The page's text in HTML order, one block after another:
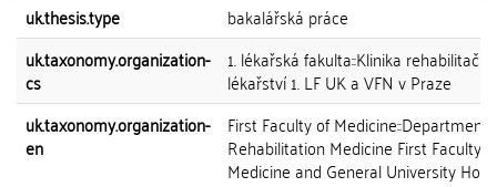
uk.thesis.type
bakalářská práce
uk.taxonomy.organization-
cs
1. lékařská fakulta::Klinika
lékařství 1. LF UK a VFN v Praze
uk.taxonomy.organization-
en
First Faculty of Medicine::Department
Rehabilitation Medicine First Faculty
Medicine and General University